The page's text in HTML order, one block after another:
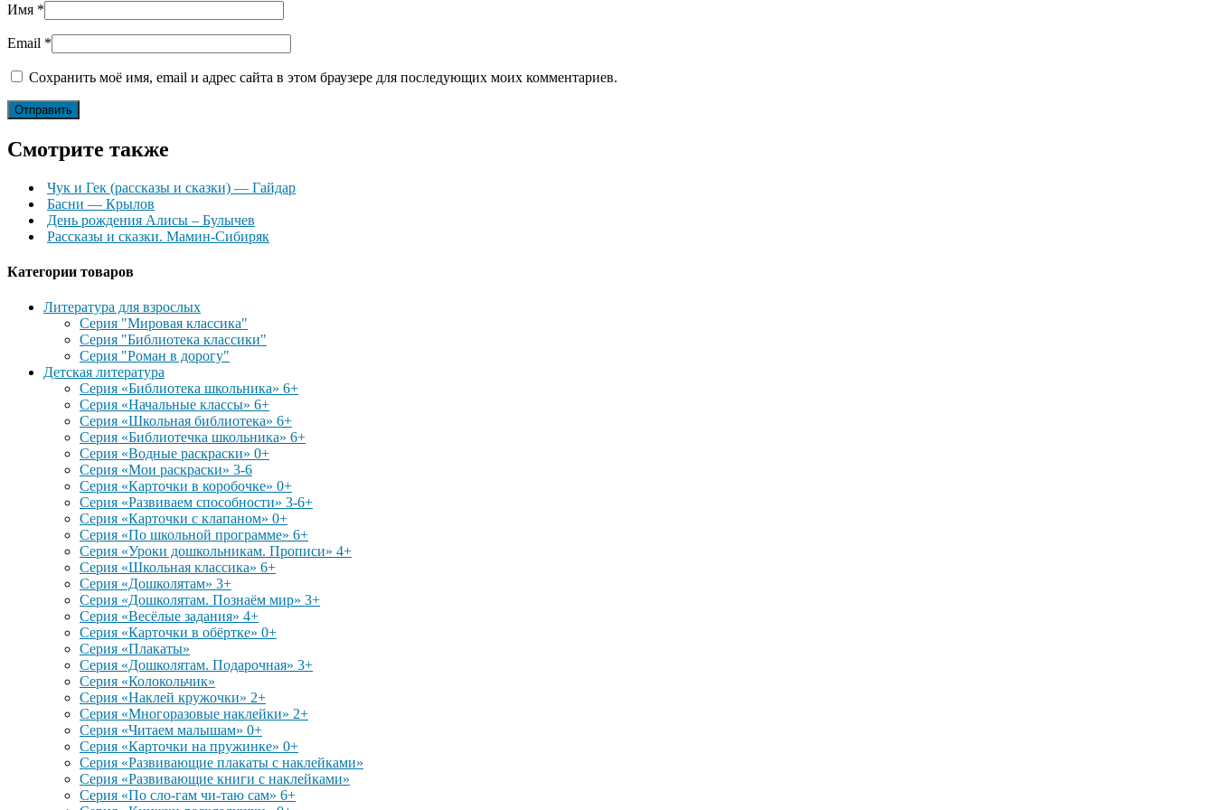
Имя *
Email *
Сохранить моё имя, email и адрес сайта в этом браузере для последующих моих комментариев.
Смотрите также
Чук и Гек (рассказы и сказки) — Гайдар
Басни — Крылов
День рождения Алисы – Булычев
Рассказы и сказки. Мамин-Сибиряк
Категории товаров
Литература для взрослых
Серия "Мировая классика"
Серия "Библиотека классики"
Серия "Роман в дорогу"
Детская литература
Серия «Библиотека школьника» 6+
Серия «Начальные классы» 6+
Серия «Школьная библиотека» 6+
Серия «Библиотечка школьника» 6+
Серия «Водные раскраски» 0+
Серия «Мои раскраски» 3-6
Серия «Карточки в коробочке» 0+
Серия «Развиваем способности» 3-6+
Серия «Карточки с клапаном» 0+
Серия «По школьной программе» 6+
Серия «Уроки дошкольникам. Прописи» 4+
Серия «Школьная классика» 6+
Серия «Дошколятам» 3+
Серия «Дошколятам. Познаём мир» 3+
Серия «Весёлые задания» 4+
Серия «Карточки в обёртке» 0+
Серия «Плакаты»
Серия «Дошколятам. Подарочная» 3+
Серия «Колокольчик»
Серия «Наклей кружочки» 2+
Серия «Многоразовые наклейки» 2+
Серия «Читаем малышам» 0+
Серия «Карточки на пружинке» 0+
Серия «Развивающие плакаты с наклейками»
Серия «Развивающие книги с наклейками»
Серия «По сло-гам чи-таю сам» 6+